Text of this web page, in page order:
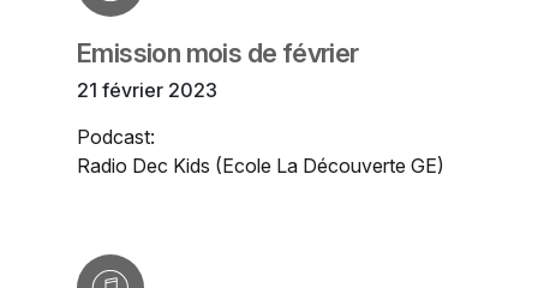
Emission mois de février
21 février 2023
Podcast:
Radio Dec Kids (Ecole La Découverte GE)